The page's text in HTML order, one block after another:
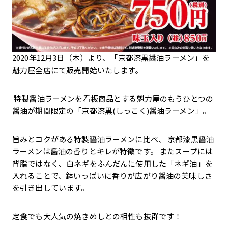
2020年12月3日（木）より、「京都漆黒醤油ラーメン」を
魁力屋全店にて販売開始いたします。
特製醤油ラーメンを看板商品とする魁力屋のもうひとつの
醤油が期間限定の「京都漆黒(しっこく)醤油ラーメン」。
旨みとコクがある特製醤油ラーメンに比べ、 京都漆黒醤油
ラーメンは醤油の香りとキレが特徴です。 またスープには
背脂ではなく、白ネギをふんだんに使用した「ネギ油」を
入れることで、鉢いっぱいに香りが広がり醤油の美味しさ
を引き出しています。
定食でも大人気の焼きめしとの相性も抜群です！